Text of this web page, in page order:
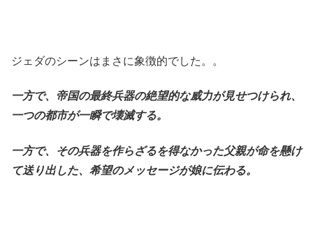
ジェダのシーンはまさに象徴的でした。。
一方で、帝国の最終兵器の絶望的な威力が見せつけられ、
一つの都市が一瞬で壊滅する。
一方で、その兵器を作らざるを得なかった父親が命を懸け
て送り出した、希望のメッセージが娘に伝わる。